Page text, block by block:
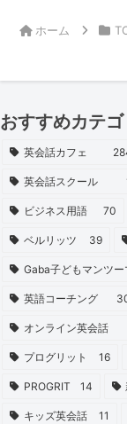
ホーム
おすすめカテ
英会話カフェ
英会話スクール
ビジネス用語 70
ベルリッツ 39
Gaba子どもマンツ
英語コーチング
オンライン英会話
プログリット 16
PROGRIT 14
キッズ英会話 11